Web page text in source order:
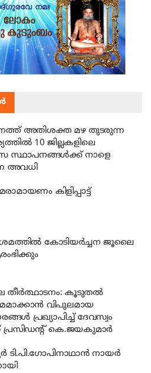
അതിശക്ത മഴ തുടരുന്ന
10 ജില്ലകളിലെ
സ്ഥാപനങ്ങൾക്ക് നാളെ
അവധി
കിളിപ്പാട്ട്
കോടിയര്‍ച്ചന ജൂലൈ
തീര്‍ത്ഥാടനം: കൂടുതല്‍
വിപുലമായ
പ്രഖ്യാപിച്ച് ദേവസ്വം
കെ.ജയകുമാര്‍
ടി.പി.ഗോപിനാഥാന്‍ നായര്‍